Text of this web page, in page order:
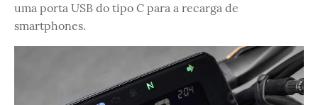
uma porta USB do tipo C para a recarga de
smartphones.